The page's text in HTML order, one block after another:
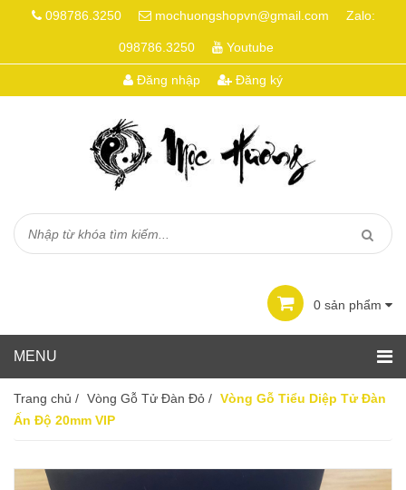
098786.3250 mochuongshopvn@gmail.com Zalo:
098786.3250 Youtube
Đăng nhập Đăng ký
0 sản phẩm
Trang chủ / Vòng Gỗ Tử Đàn Đỏ / Vòng Gỗ Tiểu Diệp Tử Đàn
Ấn Độ 20mm VIP